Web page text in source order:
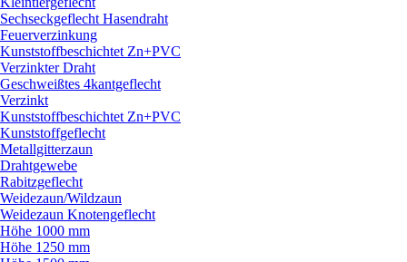
Sechseckgeflecht Hasendraht
Feuerverzinkung
Kunststoffbeschichtet Zn+PVC
Verzinkter Draht
Geschweißtes 4kantgeflecht
Verzinkt
Kunststoffbeschichtet Zn+PVC
Kunststoffgeflecht
Metallgitterzaun
Drahtgewebe
Rabitzgeflecht
Weidezaun/Wildzaun
Weidezaun Knotengeflecht
Höhe 1000 mm
Höhe 1250 mm